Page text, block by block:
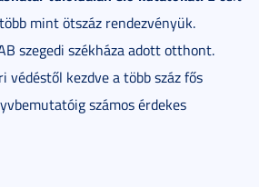
mint ötszáz rendezvényük.
szegedi székháza adott otthont.
védéstől kezdve a több száz fős
számos érdekes